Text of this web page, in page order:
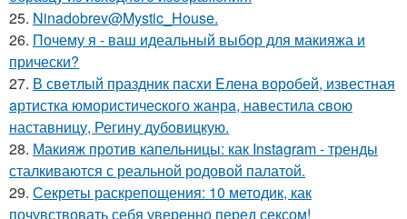
25. Ninadobrev@Mystic_House.
26. Почему я - ваш идеальный выбор для макияжа и
прически?
27. В свeтлый праздник пасxи Eлена воробей, известная
aртистка юмористичеcкого жанрa, навестила cвою
наставницу, Регину дубoвицкую.
28. Макияж против капельницы: как Instagram - тренды
сталкиваются с реальной родовой палатой.
29. Секреты раскрепощения: 10 методик, как
почувствовать себя уверенно перед сексом!